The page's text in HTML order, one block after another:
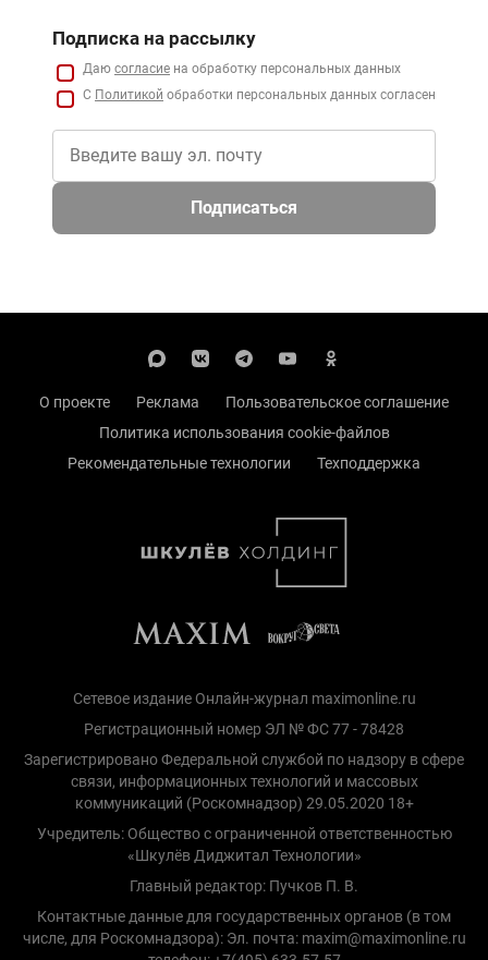
Подписка на рассылку
Даю согласие на обработку персональных данных
С Политикой обработки персональных данных согласен
Подписаться
О проекте Реклама
Пользовательское соглашение
Политика использования cookie-файлов
Рекомендательные технологии
Техподдержка
Сетевое издание Онлайн-журнал maximonline.ru
Регистрационный номер ЭЛ № ФС 77 - 78428
Зарегистрировано Федеральной службой по надзору в сфере
связи, информационных технологий и массовых
коммуникаций (Роскомнадзор) 29.05.2020 18+
Учредитель: Общество с ограниченной ответственностью
«Шкулёв Диджитал Технологии»
Главный редактор: Пучков П. В.
Контактные данные для государственных органов (в том
числе, для Роскомнадзора): Эл. почта: maxim@maximonline.ru